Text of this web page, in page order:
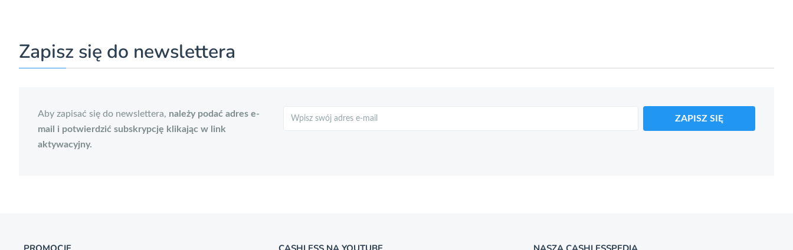
Zapisz się do newslettera
Aby zapisać się do newslettera, należy podać adres e-
mail i potwierdzić subskrypcję klikając w link
aktywacyjny.
ZAPISZ SIĘ